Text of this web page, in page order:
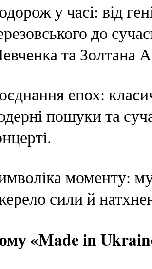
у часі: від
до
та Золтана
епох:
пошуки та
моменту:
сили й
«Made in